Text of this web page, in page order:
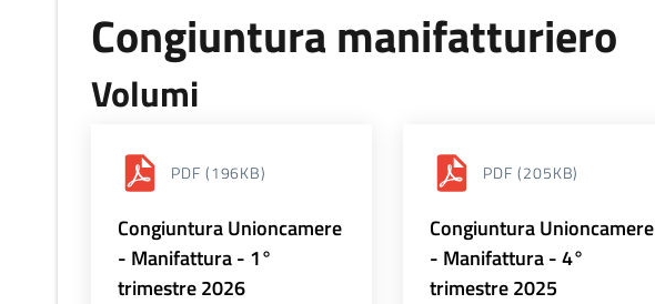
Congiuntura manifatturiero
Volumi
PDF (196KB)
Congiuntura Unioncamere
- Manifattura - 1°
trimestre 2026
PDF (205KB)
Congiuntura Unioncamere
- Manifattura - 4°
trimestre 2025